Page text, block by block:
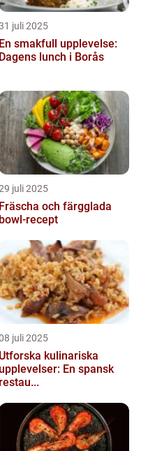
juli 2025
En smakfull upplevelse:
Dagens lunch i Borås
juli 2025
Fräscha och färgglada
bowl-recept
juli 2025
Utforska kulinariska
upplevelser: En spansk
restau...